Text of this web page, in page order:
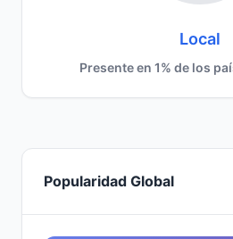
Local
Presente en 1% de los
Popularidad Global